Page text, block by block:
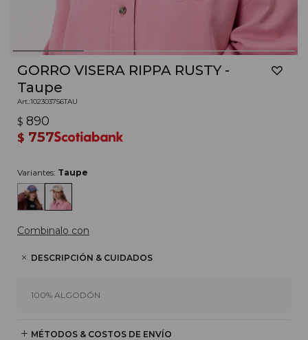
GORRO VISERA RIPPA RUSTY -
Taupe
102303756TAU
$ 890
$ 757
Variantes: Taupe
Combinalo con
DESCRIPCIÓN & CUIDADOS
100% ALGODÓN
MÉTODOS & COSTOS DE ENVÍO